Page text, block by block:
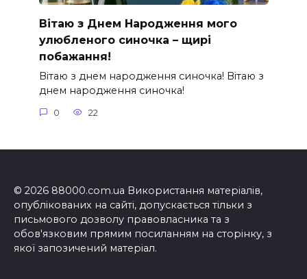
Вітаю з Днем Народження мого
улюбленого синочка – щирі
побажання!
Вітаю з днем народження синочка! Вітаю з
днем народження синочка!
0 22
© 2026 88000.com.ua Використання матеріалів,
опублікованих на сайті, допускається тільки з
письмового дозволу правовласника та з
обов'язковим прямим посиланням на сторінку, з
якої запозичений матеріал.